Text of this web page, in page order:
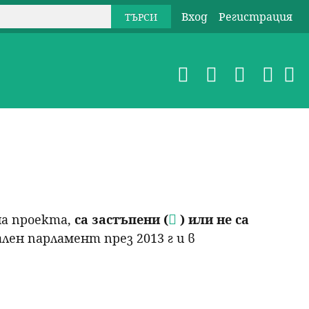
Вход Регистрация
проекта, са застъпени (
) или не са
парламент през 2013 г и в